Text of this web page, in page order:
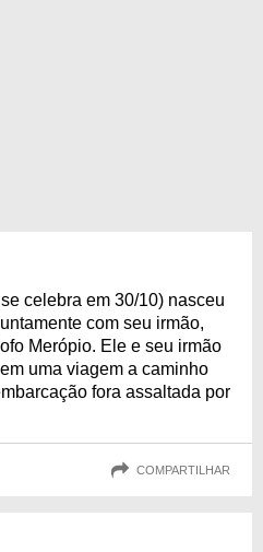
celebra em 30/10) nasceu
com seu irmão,
Merópio. Ele e seu irmão
uma viagem a caminho
fora assaltada por
COMPARTILHAR